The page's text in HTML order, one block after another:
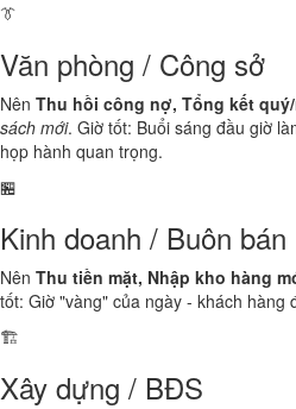
👔
Văn phòng / Công sở
Nên Thu hồi công nợ, Tổng kết
sách mới. Giờ tốt: Buổi sáng đầu giờ
họp hành quan trọng.
🏪
Kinh doanh / Buôn bán
Nên Thu tiền mặt, Nhập kho hàng
tốt: Giờ "vàng" của ngày - khách hàng
🏗️
Xây dựng / BĐS